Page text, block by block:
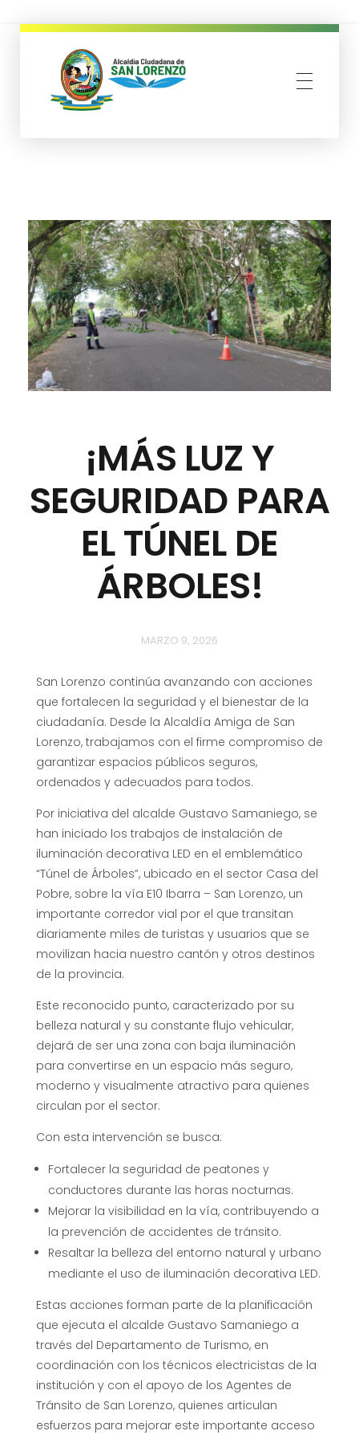
¡MÁS LUZ Y
SEGURIDAD PARA
EL TÚNEL DE
ÁRBOLES!
MARZO 9, 2026
San Lorenzo continúa avanzando con acciones
que fortalecen la seguridad y el bienestar de la
ciudadanía. Desde la Alcaldía Amiga de San
Lorenzo, trabajamos con el firme compromiso de
garantizar espacios públicos seguros,
ordenados y adecuados para todos.
Por iniciativa del alcalde Gustavo Samaniego, se
han iniciado los trabajos de instalación de
iluminación decorativa LED en el emblemático
“Túnel de Árboles”, ubicado en el sector Casa del
Pobre, sobre la vía E10 Ibarra – San Lorenzo, un
importante corredor vial por el que transitan
diariamente miles de turistas y usuarios que se
movilizan hacia nuestro cantón y otros destinos
de la provincia.
Este reconocido punto, caracterizado por su
belleza natural y su constante flujo vehicular,
dejará de ser una zona con baja iluminación
para convertirse en un espacio más seguro,
moderno y visualmente atractivo para quienes
circulan por el sector.
Con esta intervención se busca:
Fortalecer la seguridad de peatones y
conductores durante las horas nocturnas.
Mejorar la visibilidad en la vía, contribuyendo a
la prevención de accidentes de tránsito.
Resaltar la belleza del entorno natural y urbano
mediante el uso de iluminación decorativa LED.
Estas acciones forman parte de la planificación
que ejecuta el alcalde Gustavo Samaniego a
través del Departamento de Turismo, en
coordinación con los técnicos electricistas de la
institución y con el apoyo de los Agentes de
Tránsito de San Lorenzo, quienes articulan
esfuerzos para mejorar este importante acceso